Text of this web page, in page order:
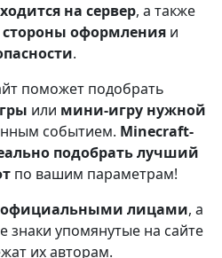
на сервер, а также
стороны оформления и
.
поможет подобрать
или мини-игру нужной
событием. Minecraft-
подобрать лучший
по вашим параметрам!
официальными лицами, а
знаки упомянутые на сайте
их авторам.